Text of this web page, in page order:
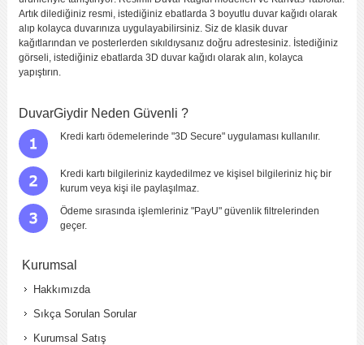
Artık dilediğiniz resmi, istediğiniz ebatlarda 3 boyutlu duvar kağıdı olarak
alıp kolayca duvarınıza uygulayabilirsiniz. Siz de klasik duvar
kağıtlarından ve posterlerden sıkıldıysanız doğru adrestesiniz. İstediğiniz
görseli, istediğiniz ebatlarda 3D duvar kağıdı olarak alın, kolayca
yapıştırın.
DuvarGiydir Neden Güvenli ?
Kredi kartı ödemelerinde "3D Secure" uygulaması kullanılır.
Kredi kartı bilgileriniz kaydedilmez ve kişisel bilgileriniz hiç bir
kurum veya kişi ile paylaşılmaz.
Ödeme sırasında işlemleriniz "PayU" güvenlik filtrelerinden
geçer.
Kurumsal
Hakkımızda
Sıkça Sorulan Sorular
Kurumsal Satış